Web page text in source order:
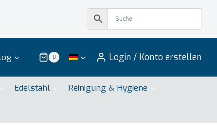
0 Login / Konto erstellen
Edelstahl Reinigung & Hygiene